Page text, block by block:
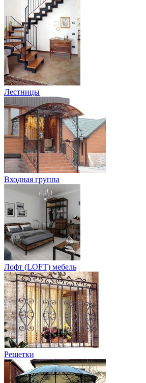
Лестницы
Входная группа
Лофт (LOFT) мебель
Решетки